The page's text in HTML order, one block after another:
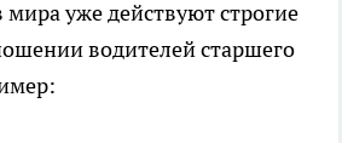
мира уже действуют строгие
водителей старшего